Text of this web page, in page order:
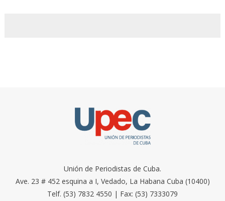
Unión de Periodistas de Cuba.
Ave. 23 # 452 esquina a I, Vedado, La Habana Cuba (10400)
Telf. (53) 7832 4550 | Fax: (53) 7333079